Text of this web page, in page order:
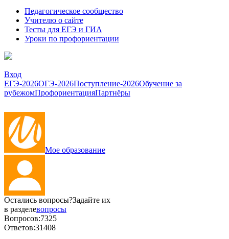
Педагогическое сообщество
Учителю о сайте
Тесты для ЕГЭ и ГИА
Уроки по профориентации
Вход
ЕГЭ-2026ОГЭ-2026Поступление-2026Обучение за
рубежомПрофориентацияПартнёры
Мое образование
Остались вопросы?Задайте их
в разделевопросы
Вопросов:7325
Ответов:31408